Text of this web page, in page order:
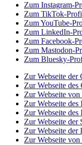
Zum Instagram-
Zum TikTok-
Zum YouTube-
Zum LinkedIn-
Zum Facebook-
Zum Mastodon-
Zum Bluesky-
Zur Webseite der
Zur Webseite
Zur Webseite
Zur Webseite
Zur Webseite des
Zur Webseite
Zur Webseite
Zur Webseite